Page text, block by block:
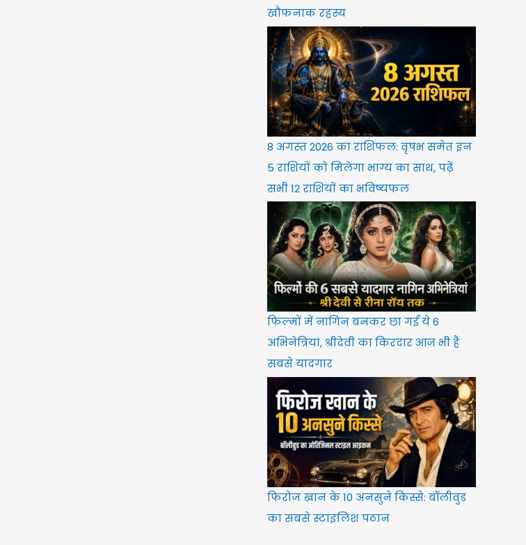
खौफनाक रहस्य
8 अगस्त 2026 का राशिफल: वृषभ समेत इन
5 राशियों को मिलेगा भाग्य का साथ, पढ़ें
सभी 12 राशियों का भविष्यफल
फिल्मों में नागिन बनकर छा गईं ये 6
अभिनेत्रियां, श्रीदेवी का किरदार आज भी है
सबसे यादगार
फिरोज खान के 10 अनसुने किस्से: बॉलीवुड
का सबसे स्टाइलिश पठान